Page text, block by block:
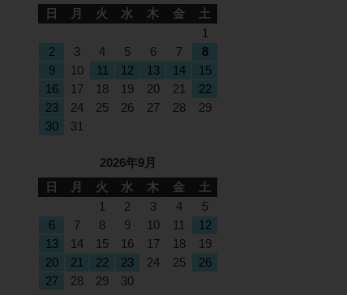
日
月 火 水 木 金
土
1
2
3 4 5 6 7
8
9
10 11 12 13 14
15
16
17 18 19 20 21
22
23
24 25 26 27 28
29
30
31
2026年9月
日
月 火 水 木 金
土
1
2 3 4
5
6
7 8 9 10 11
12
13
14 15 16 17 18
19
20
21 22 23 24 25
26
27
28 29 30